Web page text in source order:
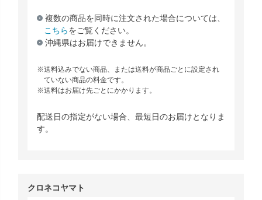
複数の商品を同時に注文された場合については、
こちらをご覧ください。
沖縄県はお届けできません。
送料込みでない商品、または送料が商品ごとに設定され
ていない商品の料金です。
送料はお届け先ごとにかかります。
配送日の指定がない場合、最短日のお届けとなりま
す。
クロネコヤマト